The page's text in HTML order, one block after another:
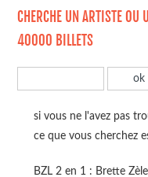
CHERCHE UN ARTISTE OU
40000 BILLETS
si vous ne l'avez pas
ce que vous cherchez
BZL 2 en 1 : Brette